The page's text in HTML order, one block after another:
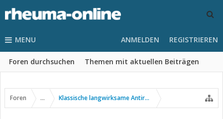
MENU
Foren durchsuchen Themen mit aktuellen Beiträgen
ANMELDEN REGISTRIEREN
Foren ... Klassische langwirksame Antirheumatika